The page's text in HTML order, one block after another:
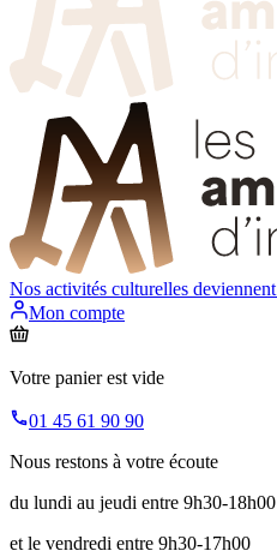
Nos activités culturelles deviennent
Mon compte
Votre panier est vide
01 45 61 90 90
Nous restons à votre écoute
du lundi au jeudi entre 9h30-18h00
et le vendredi entre 9h30-17h00